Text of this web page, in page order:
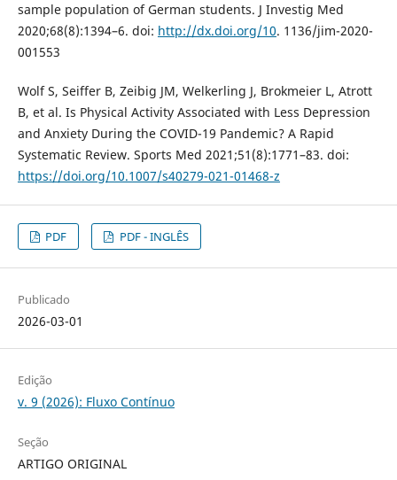
sample population of German students. J Investig Med
2020;68(8):1394–6. doi: http://dx.doi.org/10. 1136/jim-2020-
001553
Wolf S, Seiffer B, Zeibig JM, Welkerling J, Brokmeier L, Atrott
B, et al. Is Physical Activity Associated with Less Depression
and Anxiety During the COVID-19 Pandemic? A Rapid
Systematic Review. Sports Med 2021;51(8):1771–83. doi:
https://doi.org/10.1007/s40279-021-01468-z
PDF PDF - INGLÊS
Publicado
2026-03-01
Edição
v. 9 (2026): Fluxo Contínuo
Seção
ARTIGO ORIGINAL